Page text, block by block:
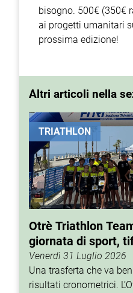
bisogno. 500€ (350€
ai progetti umanitari
prossima edizione!
Altri articoli nella
TRIATHLON
Otrè Triathlon
giornata di sport,
condivisione
Venerdì 31 Luglio 2026
Una trasferta che va
risultati cronometrici.